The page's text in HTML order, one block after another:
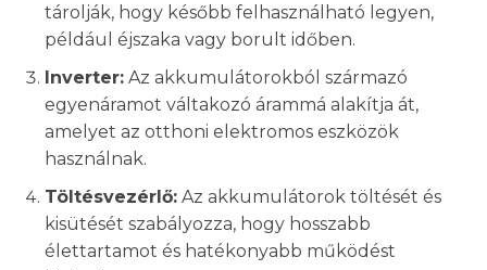
tárolják, hogy később felhasználható legyen,
például éjszaka vagy borult időben.
Inverter: Az akkumulátorokból származó
egyenáramot váltakozó árammá alakítja át,
amelyet az otthoni elektromos eszközök
használnak.
Töltésvezérlő: Az akkumulátorok töltését és
kisütését szabályozza, hogy hosszabb
élettartamot és hatékonyabb működést